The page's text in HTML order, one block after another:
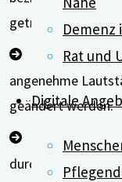
Demenz
Rat und
Digitale
getragen werden.
Stellen Sie
angenehme
geändert werden.
Führen Sie
durch.